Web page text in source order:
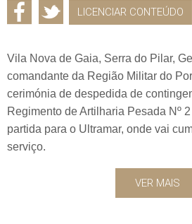
LICENCIAR CONTEÚDO
Vila Nova de Gaia, Serra do Pilar,
comandante da Região Militar do
cerimónia de despedida de
Regimento de Artilharia Pesada Nº
partida para o Ultramar, onde vai
serviço.
VER MAIS